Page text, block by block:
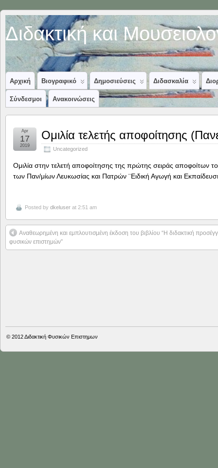
Διδακτική και
Αρχική Βιογραφικό Δημοσιεύσεις Διδασκαλία
Σύνδεσμοι Ανακοινώσεις
Ομιλία τελετής αποφοίτησης
Uncategorized
Apr
17
2019
Ομιλία στην τελετή αποφοίτησης της πρώτης σειράς αποφοίτων
των Παν/μίων Λευκωσίας και Πατρών ¨Ειδική Αγωγή και
Posted by dkeluser at 2:51 am
Αναθεωρημένη και εμπλουτισμένη έκδοση του βιβλίου “Η διδακτική
φυσικών επιστημών”
© 2012Διδακτική Φυσικών Επιστημων